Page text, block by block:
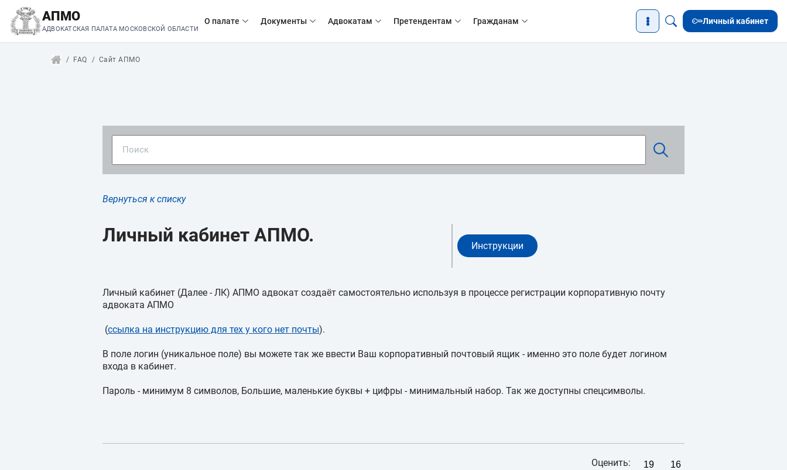
АПМО
АДВОКАТСКАЯ ПАЛАТА МОСКОВСКОЙ ОБЛАСТИ
О палате Документы Адвокатам Претендентам Гражданам Личный кабинет
FAQ Сайт АПМО
Вернуться к списку
Личный кабинет АПМО. Инструкции
Личный кабинет (Далее - ЛК) АПМО адвокат создаёт самостоятельно используя в процессе регистрации корпоративную почту
адвоката АПМО
(ссылка на инструкцию для тех у кого нет почты).
В поле логин (уникальное поле) вы можете так же ввести Ваш корпоративный почтовый ящик - именно это поле будет логином
входа в кабинет.
Пароль - минимум 8 символов, Большие, маленькие буквы + цифры - минимальный набор. Так же доступны спецсимволы.
Оценить: 19 16